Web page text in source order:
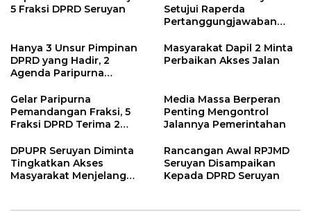
5 Fraksi DPRD Seruyan
Setujui Raperda
Pertanggungjawaban
2024
Hanya 3 Unsur Pimpinan
DPRD yang Hadir, 2
Agenda Paripurna
Masyarakat Dapil 2 Minta
Perbaikan Akses Jalan
Gelar Paripurna
Pemandangan Fraksi, 5
Fraksi DPRD Terima 2
Media Massa Berperan
Penting Mengontrol
Jalannya Pemerintahan
DPUPR Seruyan Diminta
Tingkatkan Akses
Masyarakat Menjelang
Rancangan Awal RPJMD
Seruyan Disampaikan
Kepada DPRD Seruyan